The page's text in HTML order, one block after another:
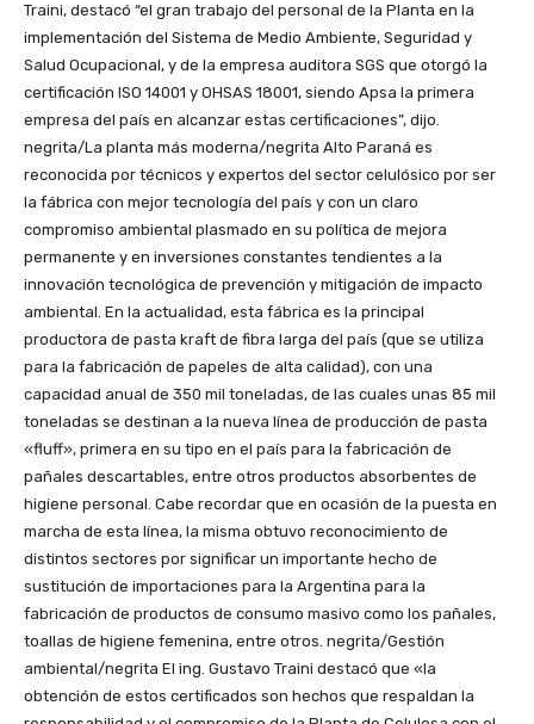
Traini, destacó “el gran trabajo del personal de la Planta en la
implementación del Sistema de Medio Ambiente, Seguridad y
Salud Ocupacional, y de la empresa auditora SGS que otorgó la
certificación ISO 14001 y OHSAS 18001, siendo Apsa la primera
empresa del país en alcanzar estas certificaciones”, dijo.
negrita/La planta más moderna/negrita Alto Paraná es
reconocida por técnicos y expertos del sector celulósico por ser
la fábrica con mejor tecnología del país y con un claro
compromiso ambiental plasmado en su política de mejora
permanente y en inversiones constantes tendientes a la
innovación tecnológica de prevención y mitigación de impacto
ambiental. En la actualidad, esta fábrica es la principal
productora de pasta kraft de fibra larga del país (que se utiliza
para la fabricación de papeles de alta calidad), con una
capacidad anual de 350 mil toneladas, de las cuales unas 85 mil
toneladas se destinan a la nueva línea de producción de pasta
«fluff», primera en su tipo en el país para la fabricación de
pañales descartables, entre otros productos absorbentes de
higiene personal. Cabe recordar que en ocasión de la puesta en
marcha de esta línea, la misma obtuvo reconocimiento de
distintos sectores por significar un importante hecho de
sustitución de importaciones para la Argentina para la
fabricación de productos de consumo masivo como los pañales,
toallas de higiene femenina, entre otros. negrita/Gestión
ambiental/negrita El ing. Gustavo Traini destacó que «la
obtención de estos certificados son hechos que respaldan la